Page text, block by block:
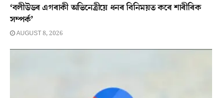
‘বলীউডৰ এগৰাকী অভিনেত্ৰীয়ে ধনৰ বিনিময়ত কৰে শাৰীৰিক
সম্পৰ্ক’
AUGUST 8, 2026